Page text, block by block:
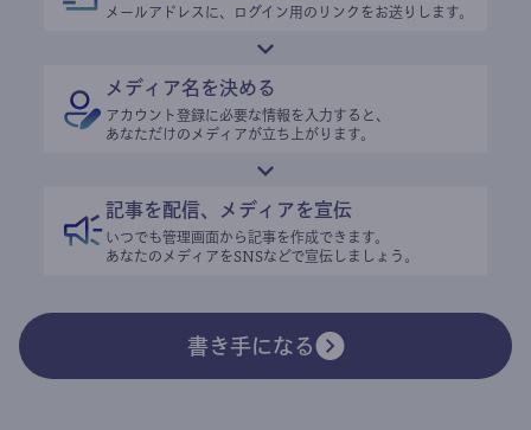
メールアドレスに、ログイン用のリンクをお送りします。
メディア名を決める
アカウント登録に必要な情報を入力すると、
あなただけのメディアが立ち上がります。
記事を配信、メディアを宣伝
いつでも管理画面から記事を作成できます。
あなたのメディアをSNSなどで宣伝しましょう。
書き手になる